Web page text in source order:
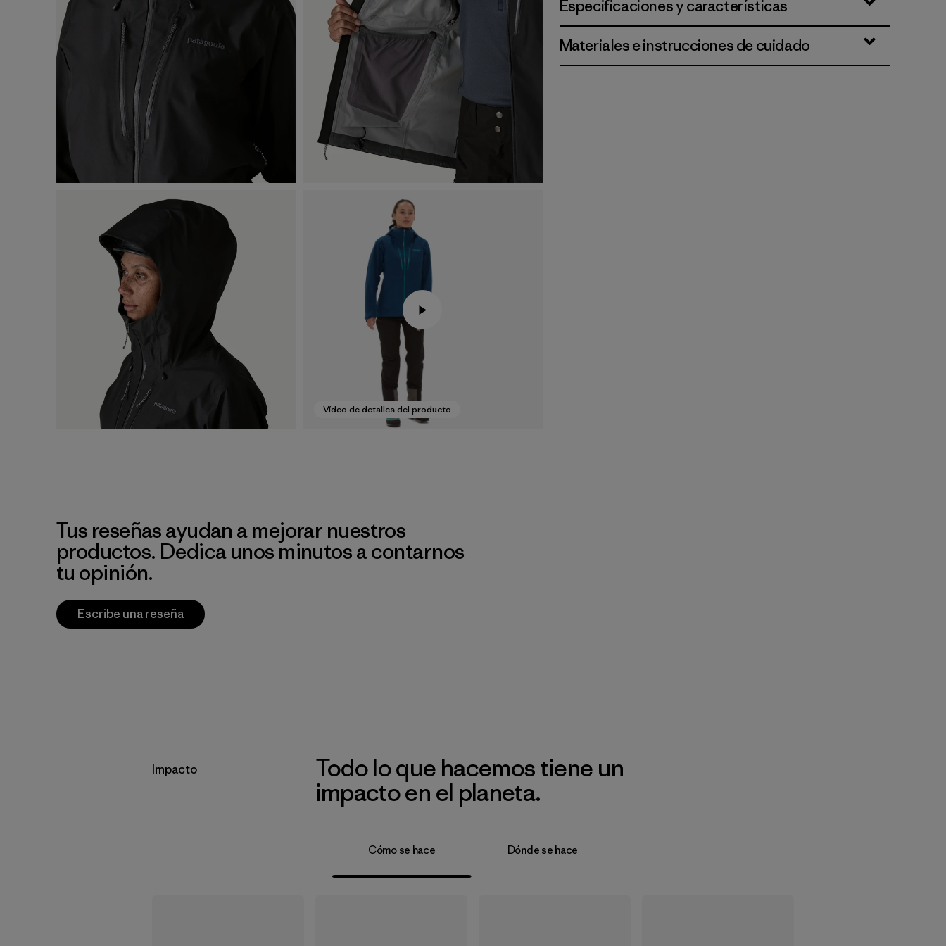
Vídeo de detalles del producto
Especificaciones y características
Materiales e instrucciones de cuidado
Tus reseñas ayudan a mejorar nuestros
productos. Dedica unos minutos a contarnos
tu opinión.
Escribe una reseña
Impacto
Todo lo que hacemos tiene un
impacto en el planeta.
Cómo se hace Dónde se hace